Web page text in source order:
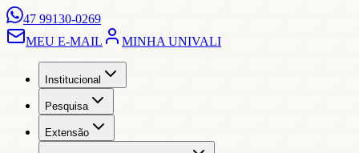
47 99130-0269
MEU E-MAIL
MINHA UNIVALI
Institucional
Pesquisa
Extensão